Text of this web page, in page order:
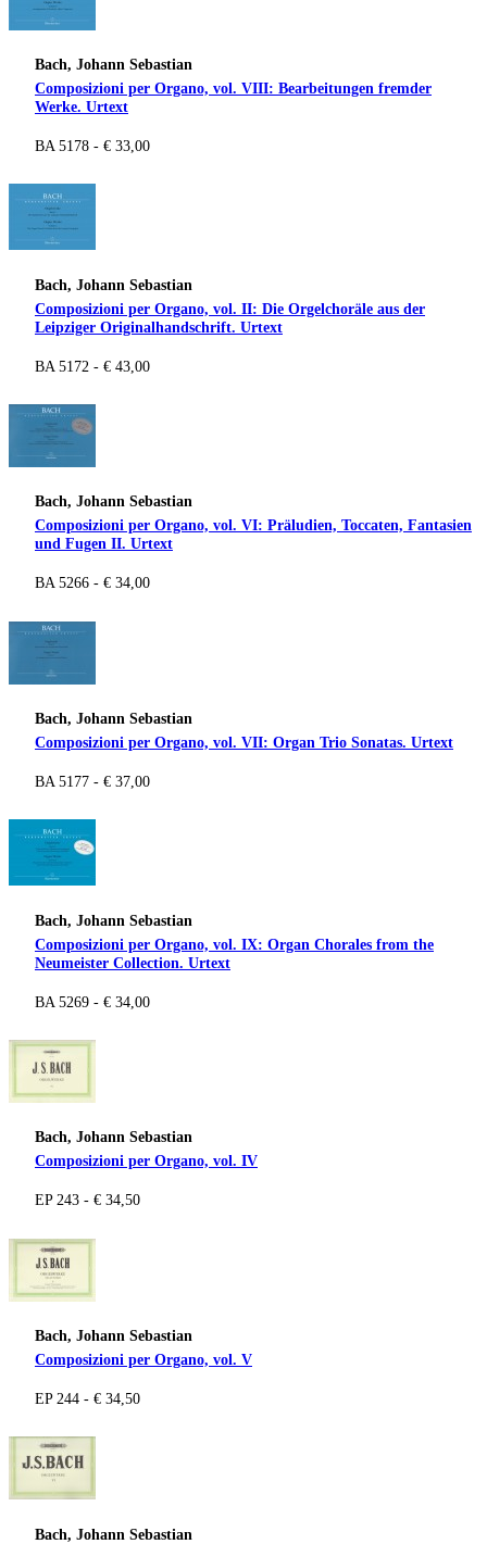
Bach, Johann Sebastian
Composizioni per Organo, vol. VIII: Bearbeitungen fremder
Werke. Urtext
BA 5178 - € 33,00
Bach, Johann Sebastian
Composizioni per Organo, vol. II: Die Orgelchoräle aus der
Leipziger Originalhandschrift. Urtext
BA 5172 - € 43,00
Bach, Johann Sebastian
Composizioni per Organo, vol. VI: Präludien, Toccaten, Fantasien
und Fugen II. Urtext
BA 5266 - € 34,00
Bach, Johann Sebastian
Composizioni per Organo, vol. VII: Organ Trio Sonatas. Urtext
BA 5177 - € 37,00
Bach, Johann Sebastian
Composizioni per Organo, vol. IX: Organ Chorales from the
Neumeister Collection. Urtext
BA 5269 - € 34,00
Bach, Johann Sebastian
Composizioni per Organo, vol. IV
EP 243 - € 34,50
Bach, Johann Sebastian
Composizioni per Organo, vol. V
EP 244 - € 34,50
Bach, Johann Sebastian